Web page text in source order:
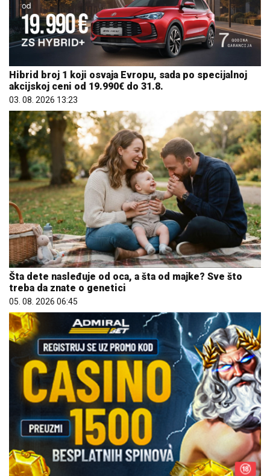
Hibrid broj 1 koji osvaja Evropu, sada po specijalnoj
akcijskoj ceni od 19.990€ do 31.8.
03. 08. 2026 13:23
Šta dete nasleđuje od oca, a šta od majke? Sve što
treba da znate o genetici
05. 08. 2026 06:45